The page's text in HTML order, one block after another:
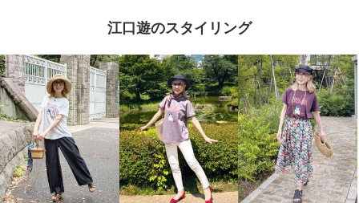
江口遊のスタイリング